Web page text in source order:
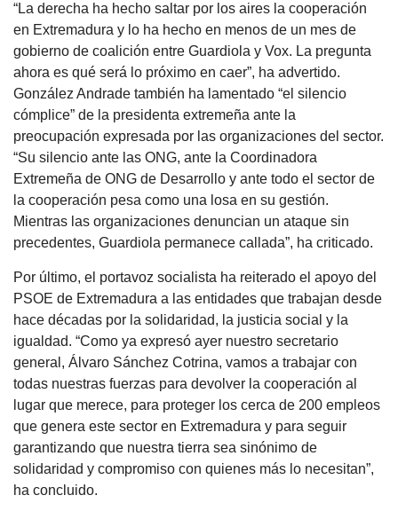
“La derecha ha hecho saltar por los aires la cooperación
en Extremadura y lo ha hecho en menos de un mes de
gobierno de coalición entre Guardiola y Vox. La pregunta
ahora es qué será lo próximo en caer”, ha advertido.
González Andrade también ha lamentado “el silencio
cómplice” de la presidenta extremeña ante la
preocupación expresada por las organizaciones del sector.
“Su silencio ante las ONG, ante la Coordinadora
Extremeña de ONG de Desarrollo y ante todo el sector de
la cooperación pesa como una losa en su gestión.
Mientras las organizaciones denuncian un ataque sin
precedentes, Guardiola permanece callada”, ha criticado.
Por último, el portavoz socialista ha reiterado el apoyo del
PSOE de Extremadura a las entidades que trabajan desde
hace décadas por la solidaridad, la justicia social y la
igualdad. “Como ya expresó ayer nuestro secretario
general, Álvaro Sánchez Cotrina, vamos a trabajar con
todas nuestras fuerzas para devolver la cooperación al
lugar que merece, para proteger los cerca de 200 empleos
que genera este sector en Extremadura y para seguir
garantizando que nuestra tierra sea sinónimo de
solidaridad y compromiso con quienes más lo necesitan”,
ha concluido.